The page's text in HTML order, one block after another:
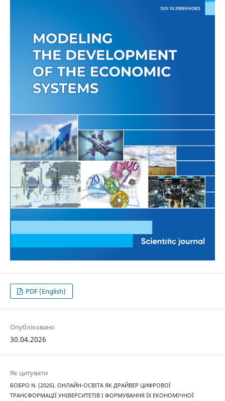
PDF (English)
Опубліковано
30.04.2026
Як цитувати
БОБРО N. (2026). ОНЛАЙН-ОСВІТА ЯК ДРАЙВЕР ЦИФРОВОЇ
ТРАНСФОРМАЦІЇ УНІВЕРСИТЕТІВ І ФОРМУВАННЯ ЇХ ЕКОНОМІЧНОЇ